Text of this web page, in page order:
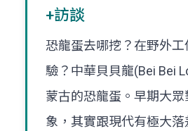
+訪談
恐龍蛋去哪挖？在野外工
驗？中華貝貝龍(Bei Bei
蒙古的恐龍蛋。早期大
象，其實跟現代有極大落